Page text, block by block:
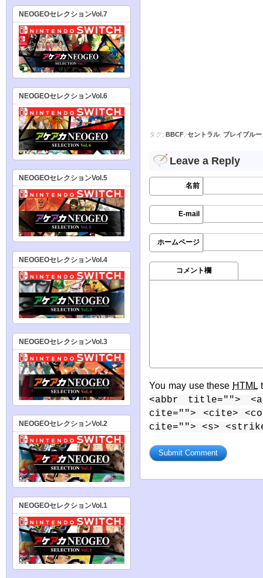
タグ: BBCF セントラル, ブレイブルー
Leave a Reply
名前
E-mail
ホームページ
コメント欄
You may use these HTML
<abbr title="">
cite=""> <cite>
cite=""> <s>
NEOGEOセレクションVol.7
NEOGEOセレクションVol.6
NEOGEOセレクションVol.5
NEOGEOセレクションVol.4
NEOGEOセレクションVol.3
NEOGEOセレクションVol.2
NEOGEOセレクションVol.1